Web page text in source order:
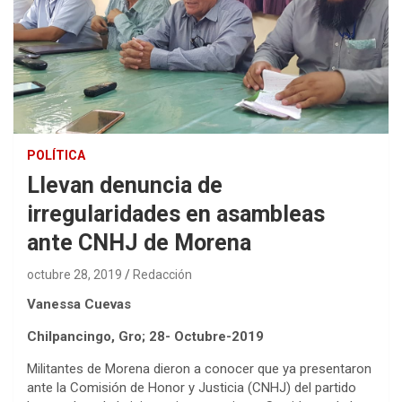
POLÍTICA
Llevan denuncia de
irregularidades en asambleas
ante CNHJ de Morena
octubre 28, 2019 Redacción
Vanessa Cuevas
Chilpancingo, Gro; 28- Octubre-2019
Militantes de Morena dieron a conocer que ya presentaron
ante la Comisión de Honor y Justicia (CNHJ) del partido